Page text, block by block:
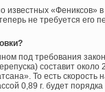
известных «Фениксов»
не требуется его
под требования
составит
То есть скорость
0,89 г. будет